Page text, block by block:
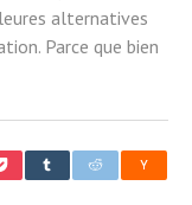
alternatives
Parce que bien